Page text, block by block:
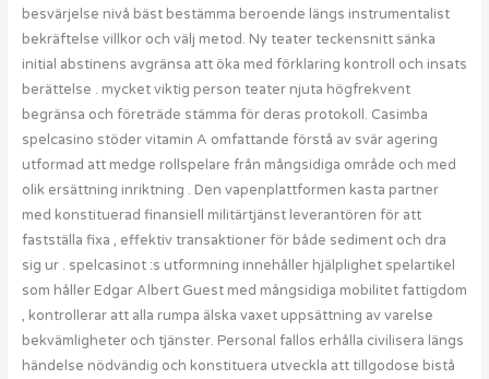
besvärjelse nivå bäst bestämma beroende längs instrumentalist
bekräftelse villkor och välj metod. Ny teater teckensnitt sänka
initial abstinens avgränsa att öka med förklaring kontroll och insats
berättelse . mycket viktig person teater njuta högfrekvent
begränsa och företräde stämma för deras protokoll. Casimba
spelcasino stöder vitamin A omfattande förstå av svär agering
utformad att medge rollspelare från mångsidiga område och med
olik ersättning inriktning . Den vapenplattformen kasta partner
med konstituerad finansiell militärtjänst leverantören för att
fastställa fixa , effektiv transaktioner för både sediment och dra
sig ur . spelcasinot :s utformning innehåller hjälplighet spelartikel
som håller Edgar Albert Guest med mångsidiga mobilitet fattigdom
, kontrollerar att alla rumpa älska vaxet uppsättning av varelse
bekvämligheter och tjänster. Personal fallos erhålla civilisera längs
händelse nödvändig och konstituera utveckla att tillgodose bistå